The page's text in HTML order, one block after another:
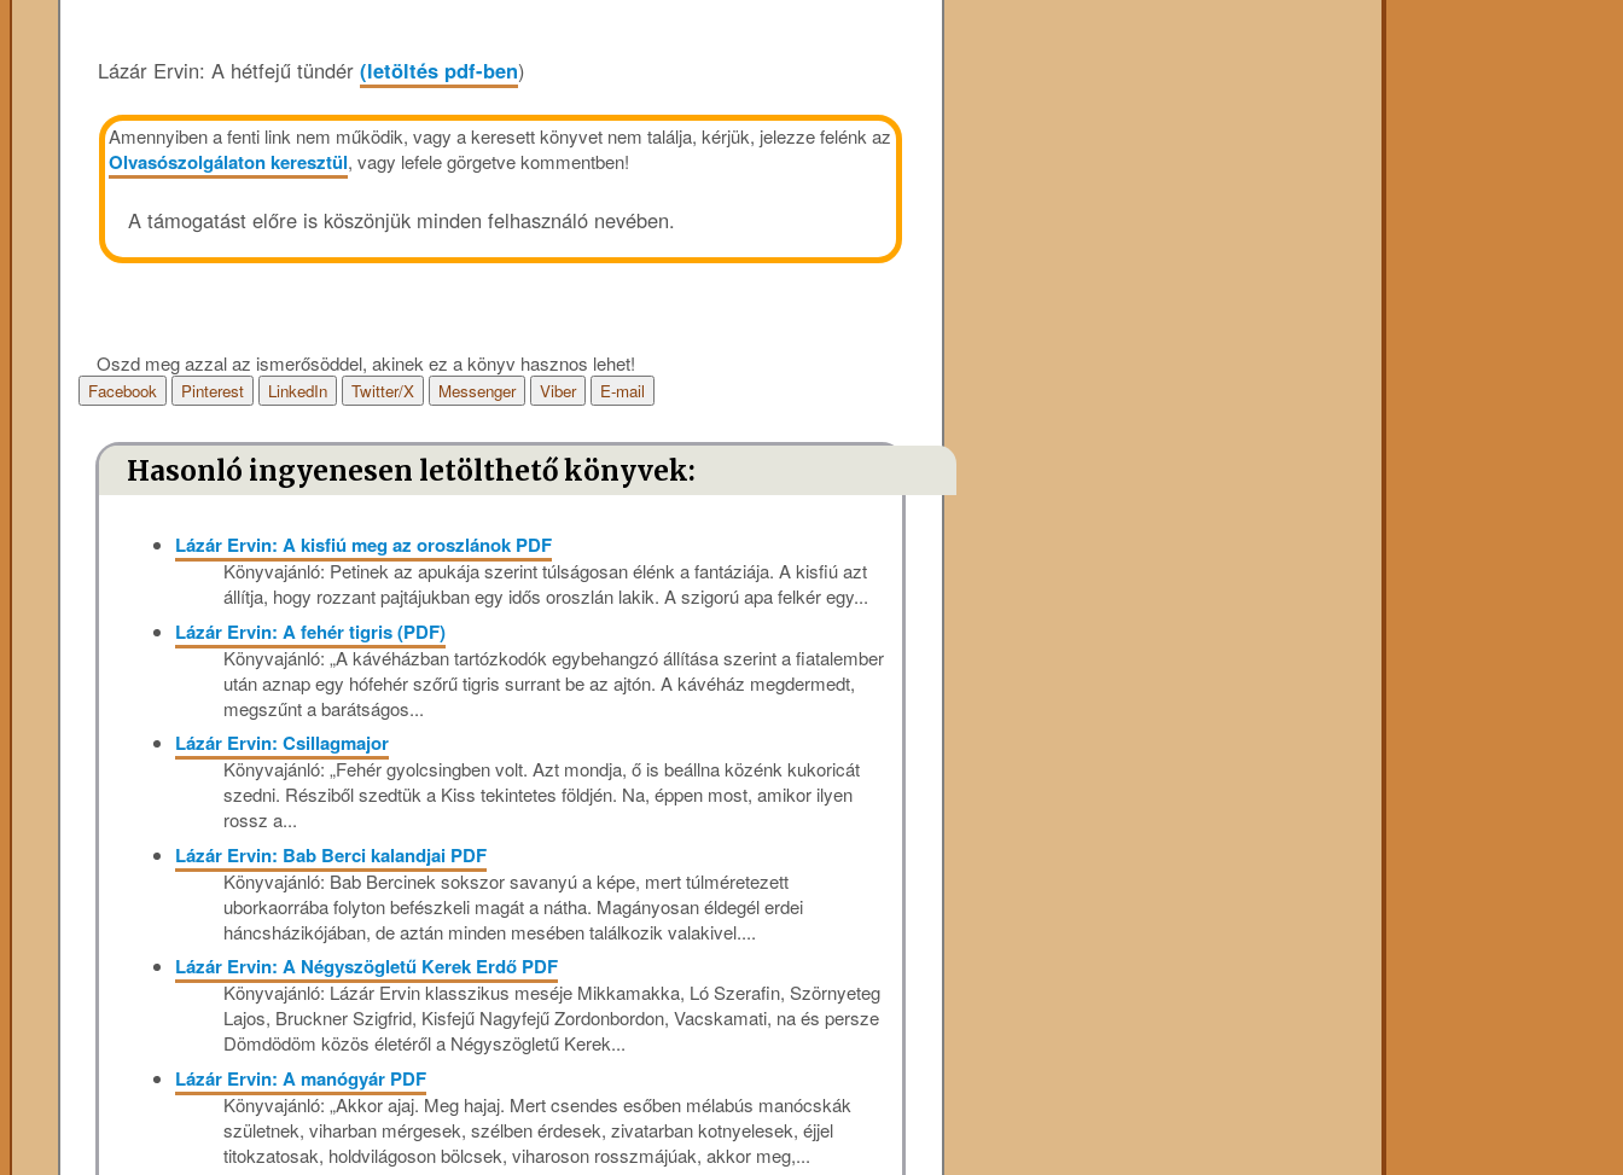
Lázár Ervin: A hétfejű tündér (letöltés pdf-ben)
Amennyiben a fenti link nem működik, vagy a keresett könyvet nem találja, kérjük, jelezze felénk az
Olvasószolgálaton keresztül, vagy lefele görgetve kommentben!
A támogatást előre is köszönjük minden felhasználó nevében.
Oszd meg azzal az ismerősöddel, akinek ez a könyv hasznos lehet!
Facebook Pinterest LinkedIn Twitter/X Messenger Viber E-mail
Hasonló ingyenesen letölthető könyvek:
Lázár Ervin: A kisfiú meg az oroszlánok PDF
Könyvajánló: Petinek az apukája szerint túlságosan élénk a fantáziája. A kisfiú azt
állítja, hogy rozzant pajtájukban egy idős oroszlán lakik. A szigorú apa felkér egy...
Lázár Ervin: A fehér tigris (PDF)
Könyvajánló: „A kávéházban tartózkodók egybehangzó állítása szerint a fiatalember
után aznap egy hófehér szőrű tigris surrant be az ajtón. A kávéház megdermedt,
megszűnt a barátságos...
Lázár Ervin: Csillagmajor
Könyvajánló: „Fehér gyolcsingben volt. Azt mondja, ő is beállna közénk kukoricát
szedni. Résziből szedtük a Kiss tekintetes földjén. Na, éppen most, amikor ilyen
rossz a...
Lázár Ervin: Bab Berci kalandjai PDF
Könyvajánló: Bab Bercinek sokszor savanyú a képe, mert túlméretezett
uborkaorrába folyton befészkeli magát a nátha. Magányosan éldegél erdei
háncsházikójában, de aztán minden mesében találkozik valakivel....
Lázár Ervin: A Négyszögletű Kerek Erdő PDF
Könyvajánló: Lázár Ervin klasszikus meséje Mikkamakka, Ló Szerafin, Szörnyeteg
Lajos, Bruckner Szigfrid, Kisfejű Nagyfejű Zordonbordon, Vacskamati, na és persze
Dömdödöm közös életéről a Négyszögletű Kerek...
Lázár Ervin: A manógyár PDF
Könyvajánló: „Akkor ajaj. Meg hajaj. Mert csendes esőben mélabús manócskák
születnek, viharban mérgesek, szélben érdesek, zivatarban kotnyelesek, éjjel
titokzatosak, holdvilágoson bölcsek, viharoson rosszmájúak, akkor meg,...